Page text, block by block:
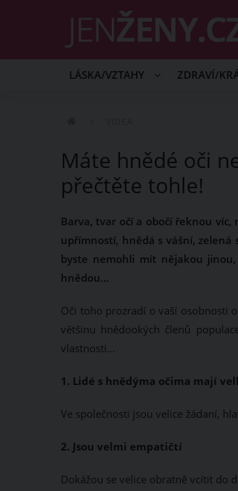
LÁSKA/VZTAHY ZDRAVÍ/
Máte hnědé oči
přečtěte tohle!
Barva, tvar očí a obočí řeknou víc,
upřímností, hnědá s vášní,
byste nemohli mít nějakou
hnědou...
Oči toho prozradí o vaší osobnosti
většinu hnědookých členů
vlastnosti...
1. Lidé s hnědýma očima mají
Ve společnosti jsou velice žádaní,
2. Jsou velmi empatičtí
Dokážou se velice obratně vcítit do